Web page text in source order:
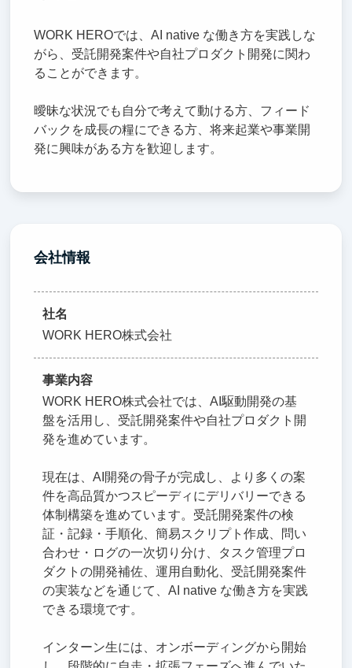
WORK HEROでは、AI native な働き方を実践しな
がら、受託開発案件や自社プロダクト開発に関わ
ることができます。
曖昧な状況でも自分で考えて動ける方、フィード
バックを成長の糧にできる方、将来起業や事業開
発に興味がある方を歓迎します。
会社情報
社名
WORK HERO株式会社
事業内容
WORK HERO株式会社では、AI駆動開発の基
盤を活用し、受託開発案件や自社プロダクト開
発を進めています。
現在は、AI開発の骨子が完成し、より多くの案
件を高品質かつスピーディにデリバリーできる
体制構築を進めています。受託開発案件の検
証・記録・手順化、簡易スクリプト作成、問い
合わせ・ログの一次切り分け、タスク管理プロ
ダクトの開発補佐、運用自動化、受託開発案件
の実装などを通じて、AI native な働き方を実践
できる環境です。
インターン生には、オンボーディングから開始